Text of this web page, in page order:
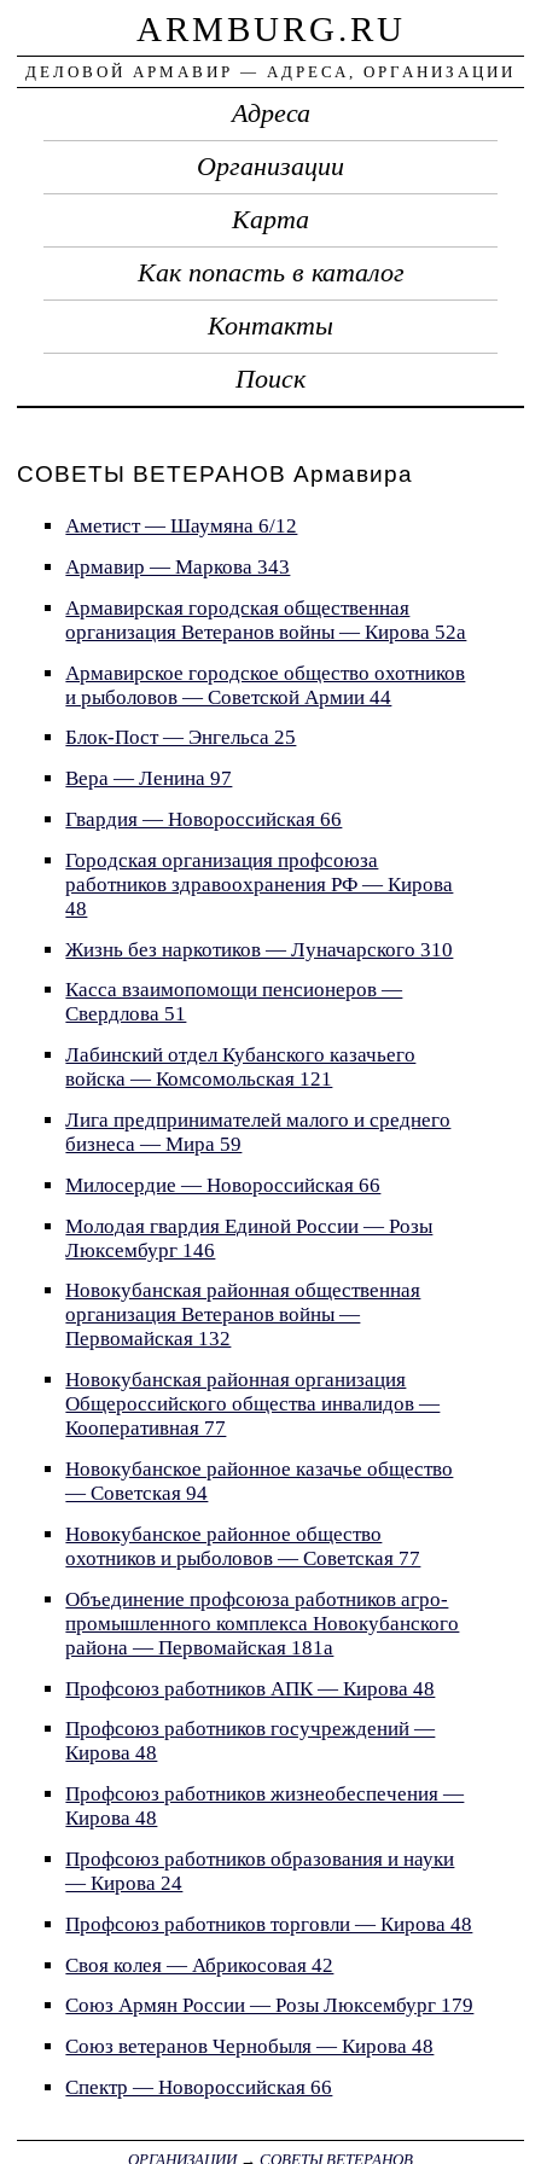
ARMBURG.RU
ДЕЛОВОЙ АРМАВИР — АДРЕСА, ОРГАНИЗАЦИИ
Адреса
Организации
Карта
Как попасть в каталог
Контакты
Поиск
СОВЕТЫ ВЕТЕРАНОВ Армавира
Аметист — Шаумяна 6/12
Армавир — Маркова 343
Армавирская городская общественная
организация Ветеранов войны — Кирова 52а
Армавирское городское общество охотников
и рыболовов — Советской Армии 44
Блок-Пост — Энгельса 25
Вера — Ленина 97
Гвардия — Новороссийская 66
Городская организация профсоюза
работников здравоохранения РФ — Кирова
48
Жизнь без наркотиков — Луначарского 310
Касса взаимопомощи пенсионеров —
Свердлова 51
Лабинский отдел Кубанского казачьего
войска — Комсомольская 121
Лига предпринимателей малого и среднего
бизнеса — Мира 59
Милосердие — Новороссийская 66
Молодая гвардия Единой России — Розы
Люксембург 146
Новокубанская районная общественная
организация Ветеранов войны —
Первомайская 132
Новокубанская районная организация
Общероссийского общества инвалидов —
Кооперативная 77
Новокубанское районное казачье общество
— Советская 94
Новокубанское районное общество
охотников и рыболовов — Советская 77
Объединение профсоюза работников агро-
промышленного комплекса Новокубанского
района — Первомайская 181а
Профсоюз работников АПК — Кирова 48
Профсоюз работников госучреждений —
Кирова 48
Профсоюз работников жизнеобеспечения —
Кирова 48
Профсоюз работников образования и науки
— Кирова 24
Профсоюз работников торговли — Кирова 48
Своя колея — Абрикосовая 42
Союз Армян России — Розы Люксембург 179
Союз ветеранов Чернобыля — Кирова 48
Спектр — Новороссийская 66
ОРГАНИЗАЦИИ→ СОВЕТЫ ВЕТЕРАНОВ